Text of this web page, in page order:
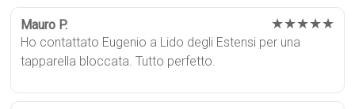
Mauro P. ★★★★★
Ho contattato Eugenio a Lido degli Estensi per una
tapparella bloccata. Tutto perfetto.